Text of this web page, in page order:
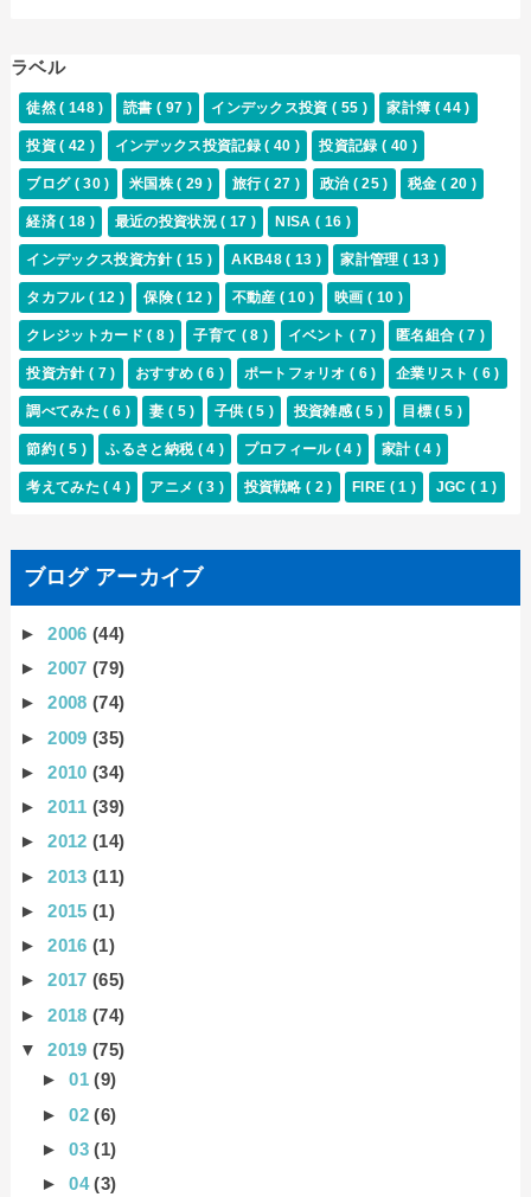
ラベル
徒然( 148 ) 読書 ( 97 ) インデックス投資( 55 ) 家計簿 ( 44 )
投資( 42 ) インデックス投資記録( 40 ) 投資記録( 40 )
ブログ ( 30 ) 米国株( 29 ) 旅行( 27 ) 政治 ( 25 ) 税金 ( 20 )
経済( 18 ) 最近の投資状況( 17 ) NISA( 16 )
インデックス投資方針 ( 15 ) AKB48( 13 ) 家計管理( 13 )
タカフル( 12 ) 保険( 12 ) 不動産 ( 10 ) 映画( 10 )
クレジットカード( 8 ) 子育て ( 8 ) イベント( 7 ) 匿名組合 ( 7 )
投資方針( 7 ) おすすめ ( 6 ) ポートフォリオ( 6 ) 企業リスト ( 6 )
調べてみた( 6 ) 妻 ( 5 ) 子供 ( 5 ) 投資雑感( 5 ) 目標( 5 )
節約( 5 ) ふるさと納税 ( 4 ) プロフィール ( 4 ) 家計 ( 4 )
考えてみた( 4 ) アニメ ( 3 ) 投資戦略( 2 ) FIRE ( 1 ) JGC ( 1 )
ブログ アーカイブ
►2006(44)
►2007(79)
►2008(74)
►2009(35)
►2010(34)
►2011(39)
►2012(14)
►2013(11)
►2015(1)
►2016(1)
►2017(65)
►2018(74)
▼2019(75)
►01(9)
►02(6)
►03(1)
►04(3)